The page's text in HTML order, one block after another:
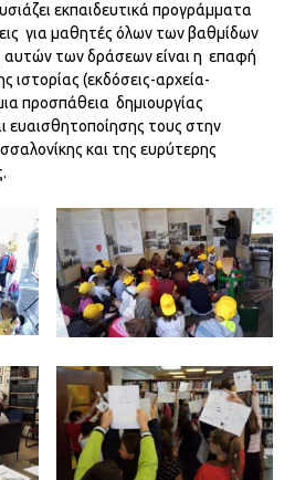
εκπαιδευτικά προγράμματα
για μαθητές όλων των βαθμίδων
αυτών των δράσεων είναι η επαφή
ιστορίας (εκδόσεις-αρχεία-
προσπάθεια δημιουργίας
ευαισθητοποίησης τους στην
και της ευρύτερης